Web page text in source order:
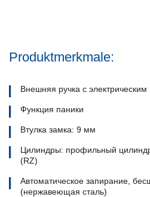
Produktmerkmale:
Внешняя ручка с
Функция паники
Втулка замка: 9 мм
Цилиндры: профильный
(RZ)
Автоматическое запирание,
(нержавеющая сталь)